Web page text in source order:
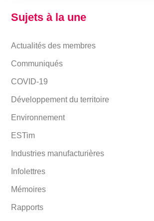
Sujets à la une
Actualités des membres
Communiqués
COVID-19
Développement du territoire
Environnement
ESTim
Industries manufacturières
Infolettres
Mémoires
Rapports